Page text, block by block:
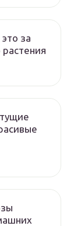
за